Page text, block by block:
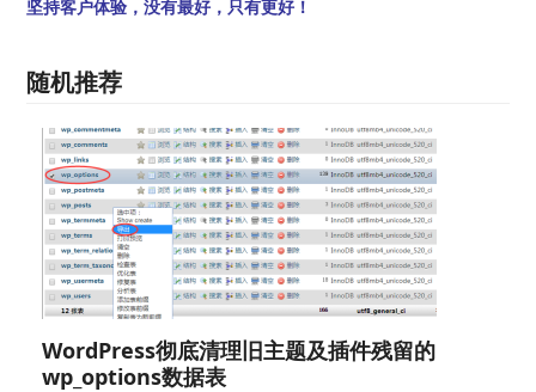
坚持客户体验，没有最好，只有更好！
随机推荐
WordPress彻底清理旧主题及插件残留的
wp_options数据表